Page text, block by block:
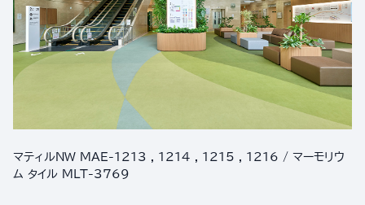
マティルNW MAE-1213 , 1214 , 1215 , 1216 / マーモリウ
ム タイル MLT-3769